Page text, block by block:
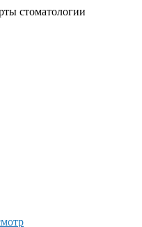
стоматологии